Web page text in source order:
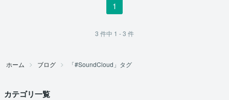
1
3 件中 1 - 3 件
ホーム ブログ 「#SoundCloud」タグ
カテゴリ一覧